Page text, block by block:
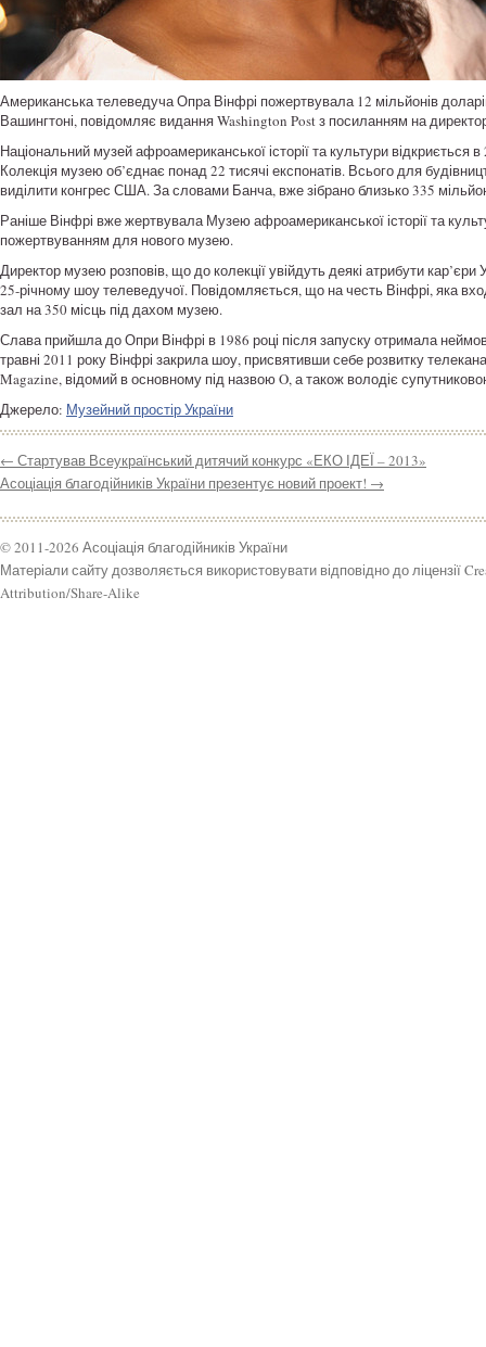
Американська телеведуча Опра Вінфрі пожертвувала 12 мільйонів
Вашингтоні, повідомляє видання Washington Post з посиланням на
Національний музей афроамериканської історії та культури відкриється
Колекція музею об’єднає понад 22 тисячі експонатів. Всього для
виділити конгрес США. За словами Банча, вже зібрано близько 335
Раніше Вінфрі вже жертвувала Музею афроамериканської історії та
пожертвуванням для нового музею.
Директор музею розповів, що до колекції увійдуть деякі атрибути
25-річному шоу телеведучої. Повідомляється, що на честь Вінфрі, яка
зал на 350 місць під дахом музею.
Слава прийшла до Опри Вінфрі в 1986 році після запуску отримала
травні 2011 року Вінфрі закрила шоу, присвятивши себе розвитку
Magazine, відомий в основному під назвою O, а також володіє
Джерело: Музейний простір України
← Стартував Всеукраїнський дитячий конкурс «ЕКО ІДЕЇ – 2013»
Асоціація благодійників України презентує новий проект! →
© 2011-2026 Асоціація благодійників України
Матеріали сайту дозволяється використовувати відповідно до ліцензії
Attribution/Share-Alike